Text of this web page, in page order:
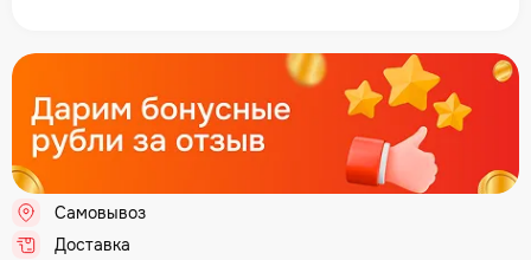
Самовывоз
Доставка